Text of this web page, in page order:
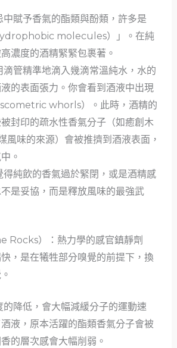
中賦予香氣的酯類與酚類，許多是
molecules）」。在純
濃度的酒精緊緊包裹著。
滴管精準地滴入幾滴常溫純水，水的
的表面張力。你會看到酒液中出現
whorls）。此時，酒精的
封印的疏水性香氣分子（如癒創木
味的來源）會被推擠到酒液表面，
。
得純飲的香氣過於緊閉，或是酒精感
是妥協，而是釋放風味的最強武
Rocks）：熱力學的感官鎮靜劑
，是在犧牲部分嗅覺的前提下，換
的降低，會大幅減緩分子的運動速
液，原本活躍的酯類香氣分子會被
的層次感會大幅削弱。